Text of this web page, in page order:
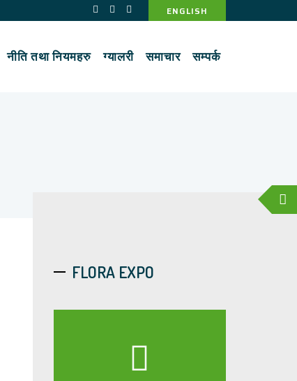
ENGLISH
नीति तथा नियमहरु ग्यालरी समाचार सम्पर्क
FLORA EXPO